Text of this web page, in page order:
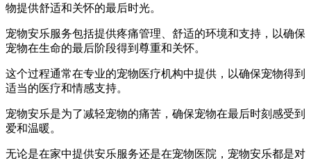
物提供舒适和关怀的最后时光。
宠物安乐服务包括提供疼痛管理、舒适的环境和支持，以确保
宠物在生命的最后阶段得到尊重和关怀。
这个过程通常在专业的宠物医疗机构中提供，以确保宠物得到
适当的医疗和情感支持。
宠物安乐是为了减轻宠物的痛苦，确保宠物在最后时刻感受到
爱和温暖。
无论是在家中提供安乐服务还是在宠物医院，宠物安乐都是对